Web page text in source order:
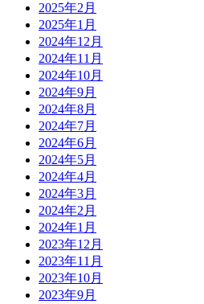
2025年2月
2025年1月
2024年12月
2024年11月
2024年10月
2024年9月
2024年8月
2024年7月
2024年6月
2024年5月
2024年4月
2024年3月
2024年2月
2024年1月
2023年12月
2023年11月
2023年10月
2023年9月